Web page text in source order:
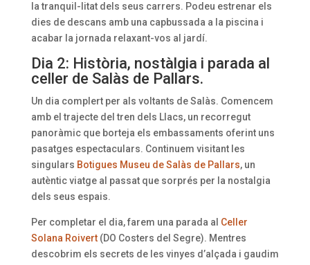
la tranquil-litat dels seus carrers. Podeu estrenar els
dies de descans amb una capbussada a la piscina i
acabar la jornada relaxant-vos al jardí.
Dia 2: Història, nostàlgia i parada al
celler de Salàs de Pallars.
Un dia complert per als voltants de Salàs. Comencem
amb el trajecte del tren dels Llacs, un recorregut
panoràmic que borteja els embassaments oferint uns
pasatges espectaculars. Continuem visitant les
singulars Botigues Museu de Salàs de Pallars, un
autèntic viatge al passat que sorprés per la nostalgia
dels seus espais.
Per completar el dia, farem una parada al Celler
Solana Roivert (DO Costers del Segre). Mentres
descobrim els secrets de les vinyes d’alçada i gaudim